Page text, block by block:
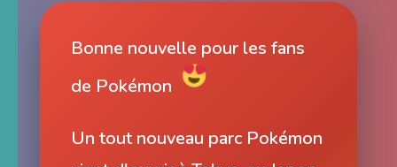
Bonne nouvelle pour les fans
de Pokémon
Un tout nouveau parc Pokémon